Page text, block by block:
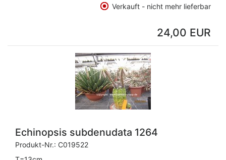
Verkauft - nicht mehr lieferbar
24,00 EUR
Echinopsis subdenudata 1264
Produkt-Nr.: C019522